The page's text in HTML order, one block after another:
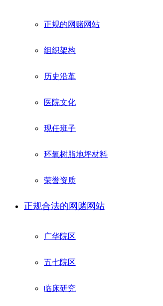
正规的网赌网站
组织架构
历史沿革
医院文化
现任班子
环氧树脂地坪材料
荣誉资质
正规合法的网赌网站
广华院区
五七院区
临床研究